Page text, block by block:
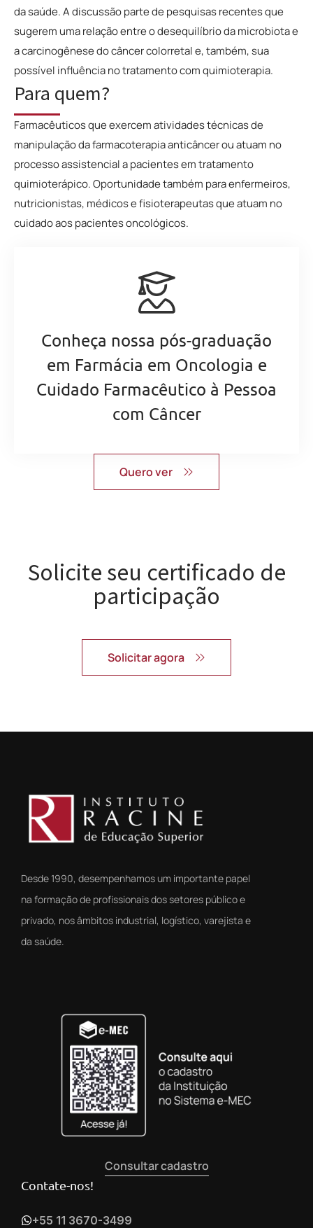
da saúde. A discussão parte de pesquisas recentes que
sugerem uma relação entre o desequilíbrio da microbiota e
a carcinogênese do câncer colorretal e, também, sua
possível influência no tratamento com quimioterapia.
Para quem?
Farmacêuticos que exercem atividades técnicas de
manipulação da farmacoterapia anticâncer ou atuam no
processo assistencial a pacientes em tratamento
quimioterápico. Oportunidade também para enfermeiros,
nutricionistas, médicos e fisioterapeutas que atuam no
cuidado aos pacientes oncológicos.
Conheça nossa pós-graduação
em Farmácia em Oncologia e
Cuidado Farmacêutico à Pessoa
com Câncer
Quero ver
Solicite seu certificado de
participação
Solicitar agora
Desde 1990, desempenhamos um importante papel
na formação de profissionais dos setores público e
privado, nos âmbitos industrial, logístico, varejista e
da saúde.
Consultar cadastro
Contate-nos!
+55 11 3670-3499